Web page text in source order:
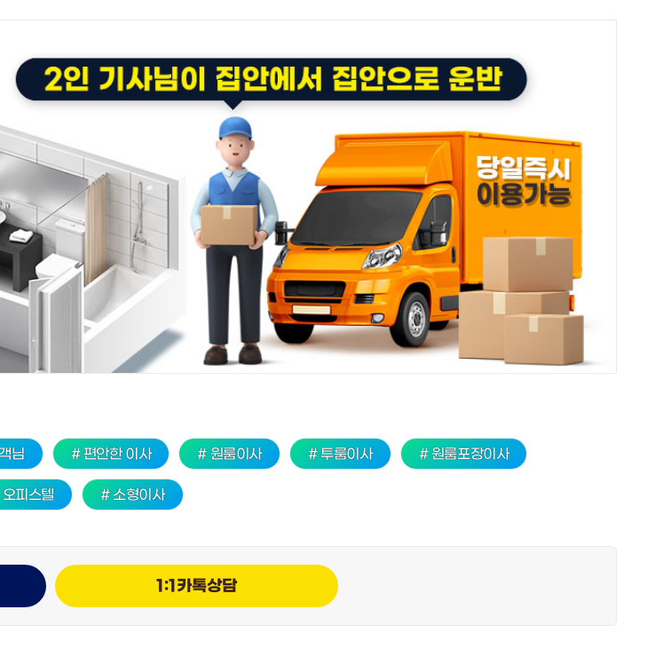
님 # 편안한 이사 # 원룸이사 # 투룸이사 # 원룸포장이사
피스텔 # 소형이사
1:1카톡상담